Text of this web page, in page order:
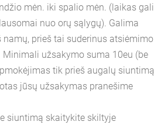
mėn. iki spalio mėn. (laikas gali
nuo orų sąlygų). Galima
prieš tai suderinus atsiėmimo
suma 10eu (be
tik prieš augalų siuntimą
jūsų užsakymas pranešime
paštu).
siuntimą skaitykite skiltyje